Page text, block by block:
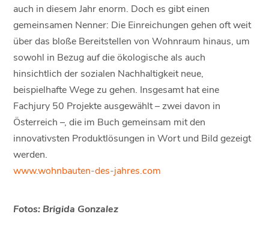
auch in diesem Jahr enorm. Doch es gibt einen
gemeinsamen Nenner: Die Einreichungen gehen oft weit
über das bloße Bereitstellen von Wohnraum hinaus, um
sowohl in Bezug auf die ökologische als auch
hinsichtlich der sozialen Nachhaltigkeit neue,
beispielhafte Wege zu gehen. Insgesamt hat eine
Fachjury 50 Projekte ausgewählt – zwei davon in
Österreich –, die im Buch gemeinsam mit den
innovativsten Produktlösungen in Wort und Bild gezeigt
werden.
www.wohnbauten-des-jahres.com
Fotos: Brigida Gonzalez